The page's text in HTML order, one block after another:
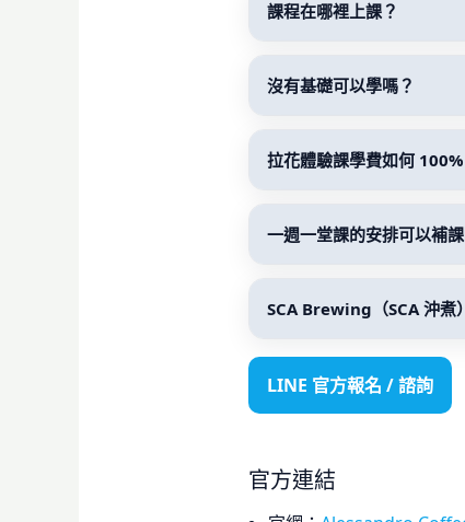
課程在哪裡上課？
沒有基礎可以學嗎？
拉花體驗課學費如何
一週一堂課的安排可以補
SCA Brewing（SCA 沖煮
LINE 官方報名 / 諮詢
官方連結